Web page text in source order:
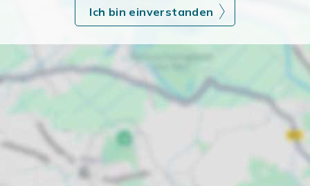
Ich bin einverstanden